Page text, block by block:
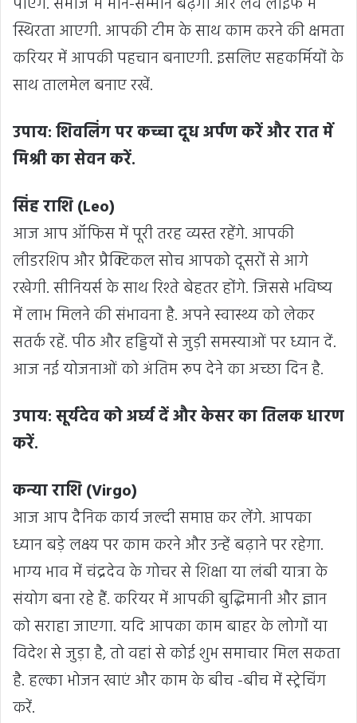
पाएंगे. समाज में मान-सम्मान बढ़ेगा और लव लाइफ में
स्थिरता आएगी. आपकी टीम के साथ काम करने की क्षमता
करियर में आपकी पहचान बनाएगी. इसलिए सहकर्मियों के
साथ तालमेल बनाए रखें.
उपाय: शिवलिंग पर कच्चा दूध अर्पण करें और रात में
मिश्री का सेवन करें.
सिंह राशि (Leo)
आज आप ऑफिस में पूरी तरह व्यस्त रहेंगे. आपकी
लीडरशिप और प्रैक्टिकल सोच आपको दूसरों से आगे
रखेगी. सीनियर्स के साथ रिश्ते बेहतर होंगे. जिससे भविष्य
में लाभ मिलने की संभावना है. अपने स्वास्थ्य को लेकर
सतर्क रहें. पीठ और हड्डियों से जुड़ी समस्याओं पर ध्यान दें.
आज नई योजनाओं को अंतिम रूप देने का अच्छा दिन है.
उपाय: सूर्यदेव को अर्घ्य दें और केसर का तिलक धारण
करें.
कन्या राशि (Virgo)
आज आप दैनिक कार्य जल्दी समाप्त कर लेंगे. आपका
ध्यान बड़े लक्ष्य पर काम करने और उन्हें बढ़ाने पर रहेगा.
भाग्य भाव में चंद्रदेव के गोचर से शिक्षा या लंबी यात्रा के
संयोग बना रहे हैं. करियर में आपकी बुद्धिमानी और ज्ञान
को सराहा जाएगा. यदि आपका काम बाहर के लोगों या
विदेश से जुड़ा है, तो वहां से कोई शुभ समाचार मिल सकता
है. हल्का भोजन खाएं और काम के बीच -बीच में स्ट्रेचिंग
करें.